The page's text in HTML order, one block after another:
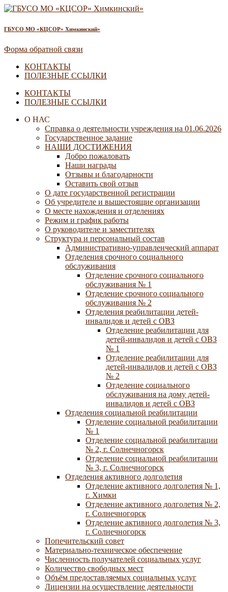
ГБУСО МО «КЦСОР» Химкинский»
Форма обратной связи
КОНТАКТЫ
ПОЛЕЗНЫЕ ССЫЛКИ
КОНТАКТЫ
ПОЛЕЗНЫЕ ССЫЛКИ
О НАС
Справка о деятельности учреждения на 01.06.2026
Государственное задание
НАШИ ДОСТИЖЕНИЯ
Добро пожаловать
Наши награды
Отзывы и благодарности
Оставить свой отзыв
О дате государственной регистрации
Об учредителе и вышестоящие организации
О месте нахождения и отделениях
Режим и график работы
О руководителе и заместителях
Структура и персональный состав
Административно-управленческий аппарат
Отделения срочного социального
обслуживания
Отделение срочного социального
обслуживания № 1
Отделение срочного социального
обслуживания № 2
Отделения реабилитации детей-
инвалидов и детей с ОВЗ
Отделение реабилитации для
детей-инвалидов и детей с ОВЗ
№ 1
Отделение реабилитации для
детей-инвалидов и детей с ОВЗ
№ 2
Отделение социального
обслуживания на дому детей-
инвалидов и детей с ОВЗ
Отделения социальной реабилитации
Отделение социальной реабилитации
№ 1
Отделение социальной реабилитации
№ 2, г. Солнечногорск
Отделение социальной реабилитации
№ 3, г. Солнечногорск
Отделения активного долголетия
Отделение активного долголетия № 1,
г. Химки
Отделение активного долголетия № 2,
г. Солнечногорск
Отделение активного долголетия № 3,
г. Солнечногорск
Попечительский совет
Материально-техническое обеспечение
Численность получателей социальных услуг
Количество свободных мест
Объём предоставляемых социальных услуг
Лицензии на осуществление деятельности